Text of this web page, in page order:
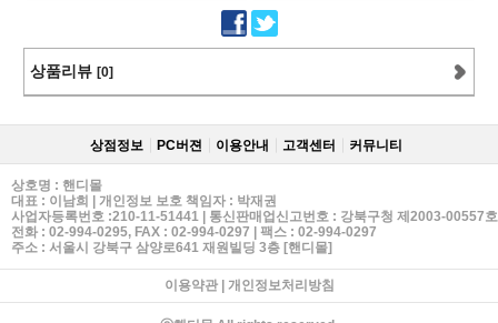
상품리뷰 [0]
상점정보 PC버젼 이용안내 고객센터 커뮤니티
상호명 : 핸디몰
대표 : 이남희 | 개인정보 보호 책임자 : 박재권
사업자등록번호 :210-11-51441 | 통신판매업신고번호 : 강북구청 제2003-00557호
전화 : 02-994-0295, FAX : 02-994-0297 | 팩스 : 02-994-0297
주소 : 서울시 강북구 삼양로641 재원빌딩 3층 [핸디몰]
이용약관| 개인정보처리방침